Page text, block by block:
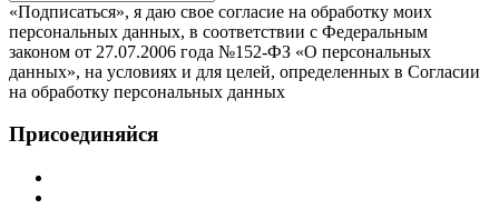
«Подписаться», я даю свое согласие на обработку моих
персональных данных, в соответствии с Федеральным
законом от 27.07.2006 года №152-ФЗ «О персональных
данных», на условиях и для целей, определенных в Согласии
на обработку персональных данных
Присоединяйся